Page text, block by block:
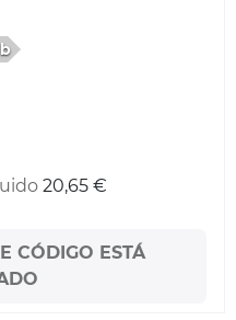
20,65 €
CÓDIGO ESTÁ